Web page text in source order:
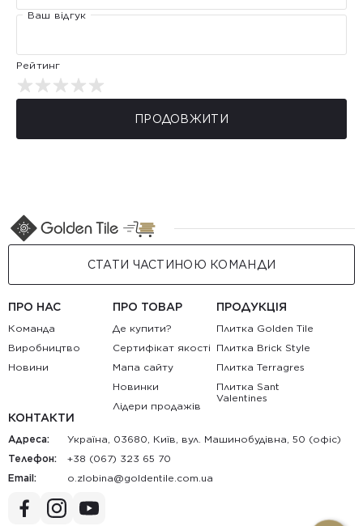
Ваш відгук
Рейтинг
ПРОДОВЖИТИ
СТАТИ ЧАСТИНОЮ КОМАНДИ
ПРО НАС
Команда
Виробництво
Новини
ПРО ТОВАР
Де купити?
Сертифікат якості
Мапа сайту
Новинки
Лідери продажів
ПРОДУКЦІЯ
Плитка Golden Tile
Плитка Brick Style
Плитка Terragres
Плитка Sant
Valentines
КОНТАКТИ
Адреса:
Україна, 03680, Київ, вул. Машинобудівна, 50 (офіс)
Телефон:
+38 (067) 323 65 70
Email:
au.moc.elitnedlog@anibolz.o